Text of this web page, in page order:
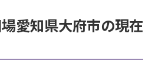
愛知県大府市の現在